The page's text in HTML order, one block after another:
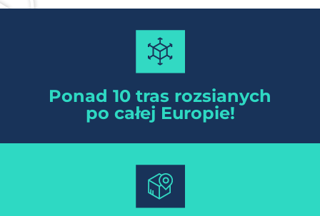
Ponad 10 tras rozsianych
po całej Europie!